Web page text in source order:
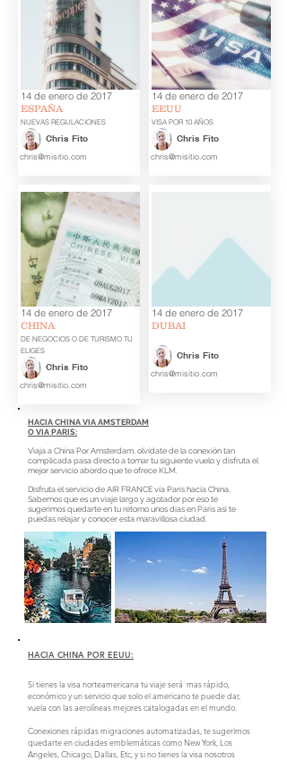
14 de enero de 2017
ESPAÑA
NUEVAS REGULACIONES
Chris Fito
chris@misitio.com
14 de enero de 2017
CHINA
DE NEGOCIOS O DE TURISMO TU
ELIGES
Chris Fito
chris@misitio.com
14 de enero de 2017
EEUU
VISA POR 10 AÑOS
Chris Fito
chris@misitio.com
14 de enero de 2017
DUBAI
Chris Fito
chris@misitio.com
HACIA CHINA VIA AMSTERDAM
O VIA PARIS:
Viaja a China Por Amsterdam, olvídate de la conexión tan
complicada pasa directo a tomar tu siguiente vuelo y disfruta el
mejor servicio abordo que te ofrece KLM.
Disfruta el servicio de AIR FRANCE vía Paris hacia China,
Sabemos que es un viaje largo y agotador por eso te
sugerimos quedarte en tu retorno unos dias en Paris asi te
puedas relajar y conocer esta maravillosa ciudad.
HACIA CHINA POR EEUU:
Si tienes la visa norteamericana tu viaje será mas rápido,
económico y un servicio que solo el americano te puede dar,
vuela con las aerolíneas mejores catalogadas en el mundo.
Conexiones rápidas migraciones automatizadas, te sugerimos
quedarte en ciudades emblemáticas como New York, Los
Angeles, Chicago, Dallas, Etc, y si no tienes la visa nosotros